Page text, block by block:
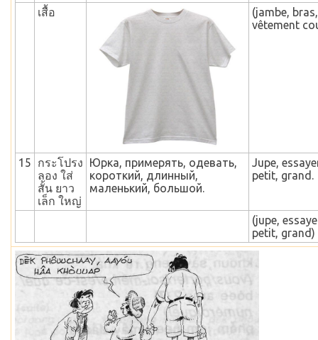
เสื้อ
(jambe,
vêtement
15
กระโปรง
ลอง ใส่
สั้น ยาว
เล็ก ใหญ่
Юрка, примерять, одевать,
короткий, длинный,
маленький, большой.
Jupe,
petit, grand.
(jupe,
petit, grand)